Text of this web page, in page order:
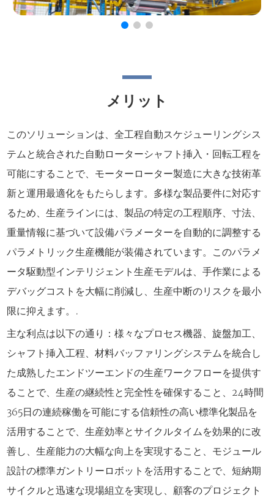
メリット
このソリューションは、全工程自動スケジューリングシス
テムと統合された自動ローターシャフト挿入・回転工程を
可能にすることで、モーターローター製造に大きな技術革
新と運用最適化をもたらします。多様な製品要件に対応す
るため、生産ラインには、製品の特定の工程順序、寸法、
重量情報に基づいて設備パラメーターを自動的に調整する
パラメトリック生産機能が装備されています。このパラメ
ータ駆動型インテリジェント生産モデルは、手作業による
デバッグコストを大幅に削減し、生産中断のリスクを最小
限に抑えます。.
主な利点は以下の通り：様々なプロセス機器、旋盤加工、
シャフト挿入工程、材料バッファリングシステムを統合し
た成熟したエンドツーエンドの生産ワークフローを提供す
ることで、生産の継続性と完全性を確保すること、24時間
365日の連続稼働を可能にする信頼性の高い標準化製品を
活用することで、生産効率とサイクルタイムを効果的に改
善し、生産能力の大幅な向上を実現すること、モジュール
設計の標準ガントリーロボットを活用することで、短納期
サイクルと迅速な現場組立を実現し、顧客のプロジェクト